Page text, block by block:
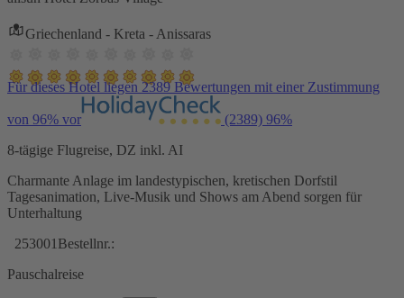
Griechenland - Kreta - Anissaras
Für dieses Hotel liegen 2389 Bewertungen mit einer Zustimmung
von 96% vor (2389) 96%
8-tägige Flugreise, DZ inkl. AI
Charmante Anlage im landestypischen, kretischen Dorfstil
Tagesanimation, Live-Musik und Shows am Abend sorgen für
Unterhaltung
253001 Bestellnr.:
Pauschalreise